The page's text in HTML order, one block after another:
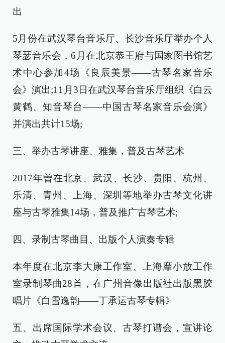
出
5月份在武汉琴台音乐厅、长沙音乐厅举办个人
琴瑟音乐会，6月在北京恭王府与国家图书馆艺
术中心参加4场《良辰美景——古琴名家音乐
会》演出;11月3日在武汉琴台音乐厅组织《白云
黄鹤、知音琴台——中国古琴名家音乐会演》
并演出共计15场;
三、举办古琴讲座、雅集，普及古琴艺术
2017年曽在北京、武汉、长沙、贵阳、杭州、
乐清、青州、上海、深圳等地举办古琴文化讲
座与古琴雅集14场，普及推广古琴艺术;
四、录制古琴曲目、出版个人演奏专辑
本年度在北京李大康工作室、上海靡小放工作
室录制琴曲28首，在广州音像出版社出版黑胶
唱片《白雪逸韵——丁承运古琴专輯》
五、出席国际学术会议、古琴打谱会，宣讲论